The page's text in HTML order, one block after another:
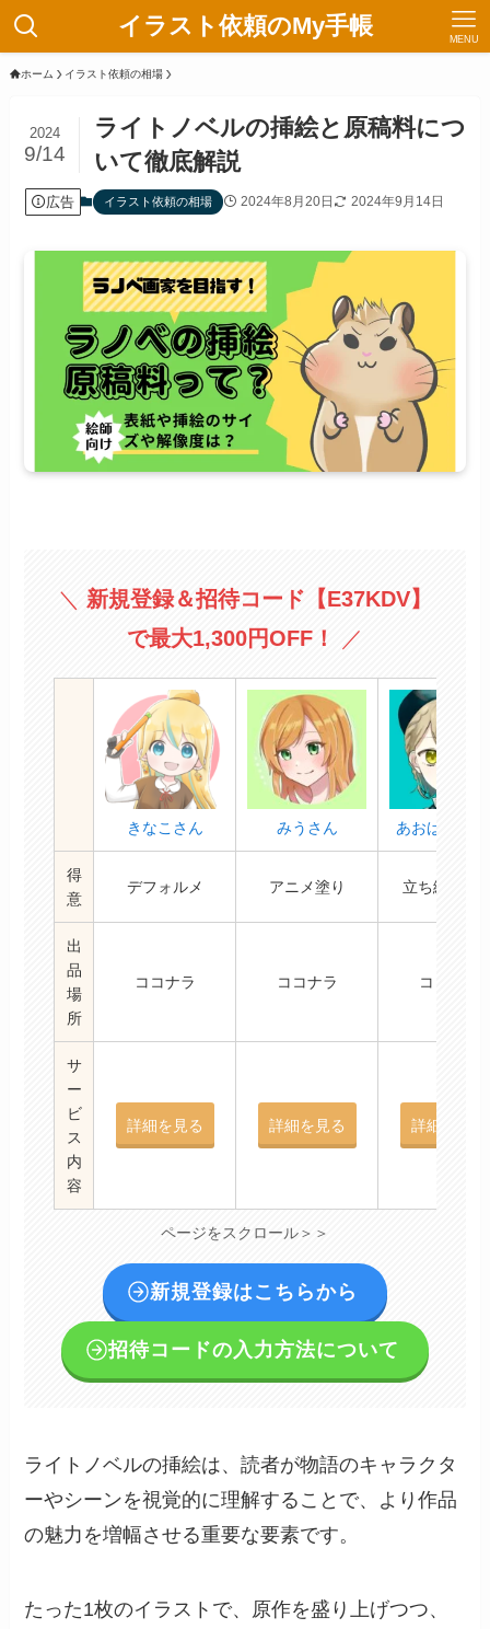
イラスト依頼のMy手帳 MENU
ホーム イラスト依頼の相場
ライトノベルの挿絵と原稿料につ
いて徹底解説
2024
9/14
広告 イラスト依頼の相場 2024年8月20日 2024年9月14日
＼ 新規登録＆招待コード 【E37KDV】
で最大1,300円OFF！
／
きなこさん みうさん あおばそら
得
意
デフォルメ アニメ塗り 立ち絵/
出
品
場
所
ココナラ ココナラ ココナラ
サ
ー
ビ
ス
内
容
詳細を見る 詳細を見る 詳細を見る
ページをスクロール＞＞
新規登録はこちらから
招待コードの入力方法について
ライトノベルの挿絵は、読者が物語のキャラクタ
ーやシーンを視覚的に理解することで、より作品
の魅力を増幅させる重要な要素です。
たった1枚のイラストで、原作を盛り上げつつ、